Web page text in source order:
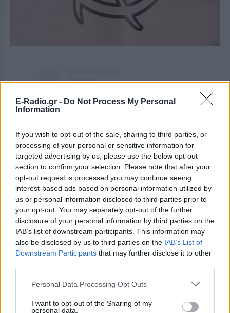
E-Radio.gr - Do Not Process My Personal
Information
If you wish to opt-out of the sale, sharing to third parties, or
processing of your personal or sensitive information for
targeted advertising by us, please use the below opt-out
section to confirm your selection. Please note that after your
opt-out request is processed you may continue seeing
interest-based ads based on personal information utilized by
us or personal information disclosed to third parties prior to
your opt-out. You may separately opt-out of the further
disclosure of your personal information by third parties on the
IAB’s list of downstream participants. This information may
also be disclosed by us to third parties on the IAB’s List of
Downstream Participants that may further disclose it to other
Personal Data Processing Opt Outs
I want to opt-out of the Sharing of my
personal data.
Δείτε αυτή τη δημοσίευση στο Instagram.
Η δημοσίευση κοινοποιήθηκε από @elenimenegaki
[ΠΗΓΗ]
ΔΙΑΒΑΣΤΕ ΑΚΟΜΗ
Σκάνδαλο μεγατόνων: Το
Instagram οδηγούσε χρήστες